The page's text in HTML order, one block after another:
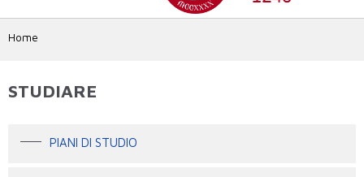
Home
STUDIARE
PIANI DI STUDIO